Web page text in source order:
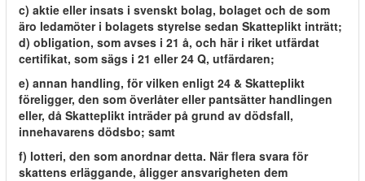
c) aktie eller insats i svenskt bolag, bolaget och de som
äro ledamöter i bolagets styrelse sedan Skatteplikt inträtt;
d) obligation, som avses i 21 å, och här i riket utfärdat
certifikat, som sägs i 21 eller 24 Q, utfärdaren;
e) annan handling, för vilken enligt 24 & Skatteplikt
föreligger, den som överlåter eller pantsätter handlingen
eller, då Skatteplikt inträder på grund av dödsfall,
innehavarens dödsbo; samt
f) lotteri, den som anordnar detta. När flera svara för
skattens erläggande, åligger ansvarigheten dem